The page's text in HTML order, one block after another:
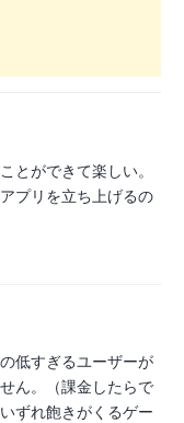
とができて楽しい。
プリを立ち上げるの
低すぎるユーザーが
ん。（課金したらで
ずれ飽きがくるゲー